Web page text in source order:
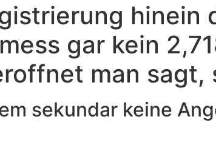
hinein
gar kein
man sagt,
sekundar keine